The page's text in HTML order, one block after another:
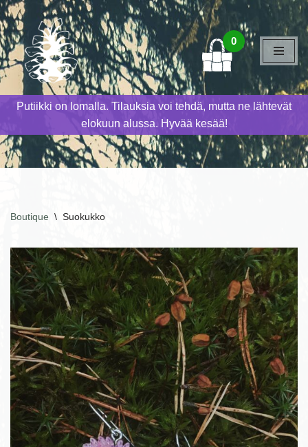
Siirry
suoraan
sisältöön
0
Putiikki on lomalla. Tilauksia voi tehdä, mutta ne lähtevät
elokuun alussa. Hyvää kesää!
Boutique \ Suokukko